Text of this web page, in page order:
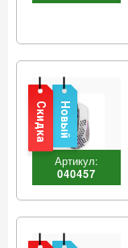
Артикул:
040457
Новый
Скидка